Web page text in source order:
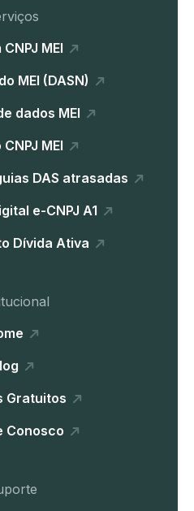
MEI
MEI (DASN)
dados MEI
MEI
DAS atrasadas
e-CNPJ A1
Dívida Ativa
Gratuitos
Conosco